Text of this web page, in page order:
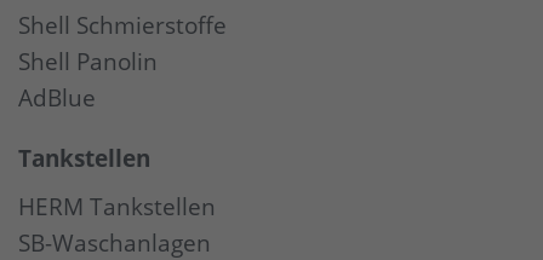
Shell Schmierstoffe
Shell Panolin
AdBlue
Tankstellen
HERM Tankstellen
SB-Waschanlagen